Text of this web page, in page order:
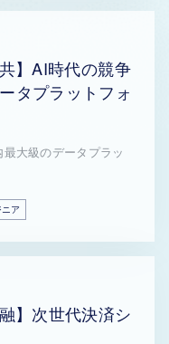
】AI時代の競争
タプラットフォ
大級のデータプラッ
ア
】次世代決済シ